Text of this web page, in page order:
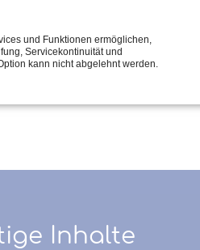
Inhalte
und Funktionen ermöglichen,
Servicekontinuität und
kann nicht abgelehnt werden.